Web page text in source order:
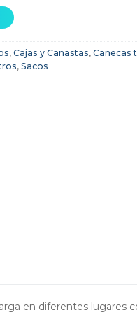
, Cajas y Canastas, Canecas
, Sacos
en diferentes lugares